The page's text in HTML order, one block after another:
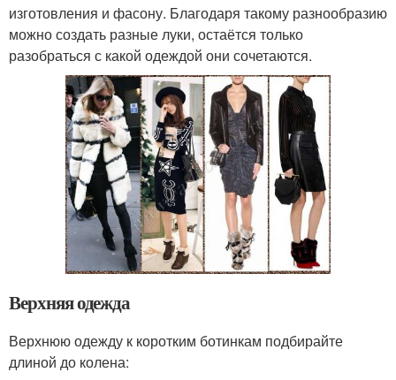
изготовления и фасону. Благодаря такому разнообразию
можно создать разные луки, остаётся только
разобраться с какой одеждой они сочетаются.
Верхняя одежда
Верхнюю одежду к коротким ботинкам подбирайте
длиной до колена: